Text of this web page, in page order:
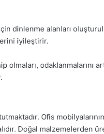
dinlenme alanları
iyileştirir.
odaklanmalarını
Ofis
Doğal malzemelerden